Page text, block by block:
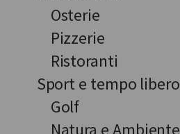
Osterie
Pizzerie
Ristoranti
Sport e tempo libero
Golf
Natura e Ambiente